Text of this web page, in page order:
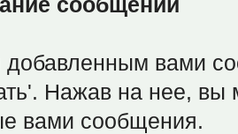
вами
Нажав на нее, вы
вами сообщения.